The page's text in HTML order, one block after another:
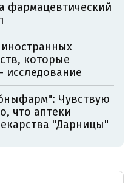
фармацевтический
которые
исследование
Чувствую
что аптеки
"Дарницы"